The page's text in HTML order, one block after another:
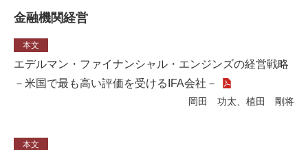
金融機関経営
本文
エデルマン・ファイナンシャル・エンジンズの経営戦略
－米国で最も高い評価を受けるIFA会社－
岡田 功太、植田 剛将
本文